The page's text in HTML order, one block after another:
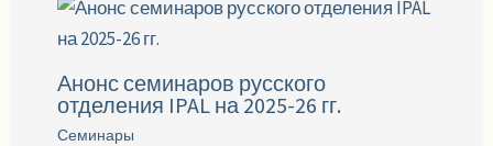
Анонс семинаров русского
отделения IPAL на 2025-26 гг.
Семинары